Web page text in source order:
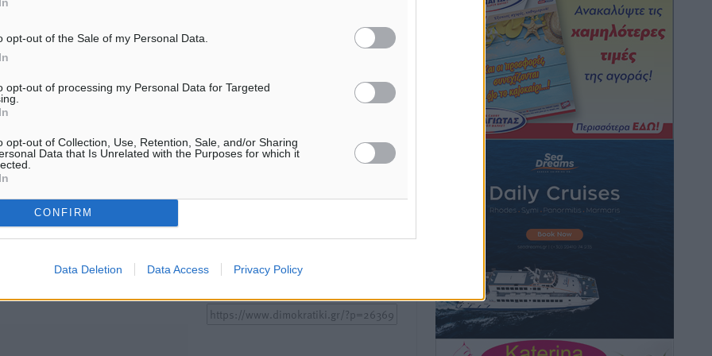
opt-out of the Sale of my Personal Data.
opt-out of processing my Personal Data for Targeted
opt-out of Collection, Use, Retention, Sale, and/or Sharing
Data that Is Unrelated with the Purposes for which it
CONFIRM
Data Deletion Data Access Privacy Policy
υποχρεωτική παρουσία
μικρών στη 12άδα
ΣΕΓΑΣ: Πιστώθηκαν τα έξοδα
08.08.26 · 10:51
Η Δημοκρατική δεν υιοθετεί
όποια σχόλια θεωρούμε
Χρήστες που δεν τηρούν
Υπενθύμιση:
είδησης από άλλες ιστοσελίδες
παρακάτω παρεχόμενου
άρθρο της Δημοκρατικής.
καιρικά φαινόμενα δεν υπάρχουν
περιθώρια εφησυχασμού
• πριν 3 ώρες
Στον Άγιο Νικόλαο Χάλκης ανοίγει
ξανά το ανανεωμένο εκκλησιαστικό
μουσείο από τη Λέσχη Lions Χάλκης
πριν 3 ώρες
Ρόδος: «Βουλιάζει» από τουρίστες –
Πάνω από 1 εκατ. επιβάτες και 55
κρουαζιερόπλοια
πριν 3 ώρες
Γ’ Εθνική Κατηγορία: Οι ημερομηνίες
των αγωνιστικών της κανονικής
Αθλητικά• πριν 8 ώρες